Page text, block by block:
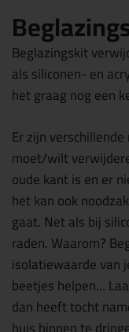
Beglazingskit
als siliconen- en
het graag nog een
Er zijn
moet/wilt
oude kant is en er
het kan ook
gaat. Net als bij
raden. Waarom?
isolatiewaarde van
beetjes helpen...
dan heeft tocht